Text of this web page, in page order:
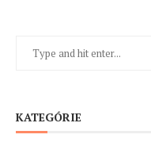
KATEGÓRIE